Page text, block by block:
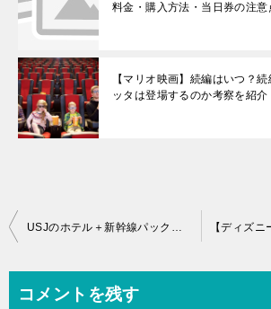
料金・購入方法・当日券の注意
【マリオ映画】続編はいつ？
ッタは登場するのか考察を紹介
投
USJのホテル＋新幹線パックを格安で予約する方法はある？【ユニバーサルスタジオジャパン】
コメントを残す